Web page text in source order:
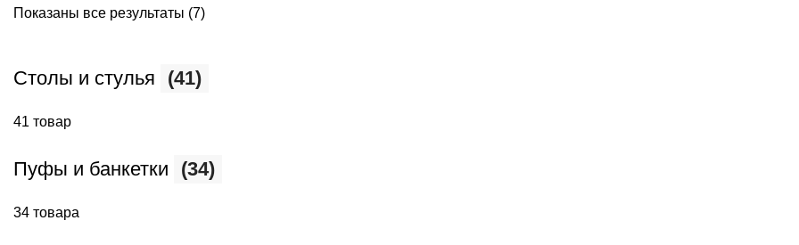
Показаны все результаты (7)
Столы и стулья (41)
41 товар
Пуфы и банкетки (34)
34 товара